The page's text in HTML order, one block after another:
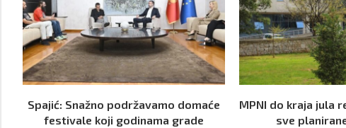
Spajić: Snažno podržavamo domaće
festivale koji godinama grade
MPNI do kraja jula
sve